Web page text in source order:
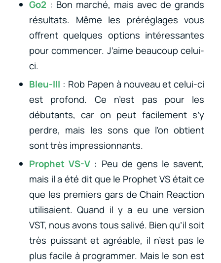
Go2 : Bon marché, mais avec de grands
résultats. Même les préréglages vous
offrent quelques options intéressantes
pour commencer. J’aime beaucoup celui-
ci.
Bleu-III : Rob Papen à nouveau et celui-ci
est profond. Ce n’est pas pour les
débutants, car on peut facilement s’y
perdre, mais les sons que l’on obtient
sont très impressionnants.
Prophet VS-V : Peu de gens le savent,
mais il a été dit que le Prophet VS était ce
que les premiers gars de Chain Reaction
utilisaient. Quand il y a eu une version
VST, nous avons tous salivé. Bien qu’il soit
très puissant et agréable, il n’est pas le
plus facile à programmer. Mais le son est